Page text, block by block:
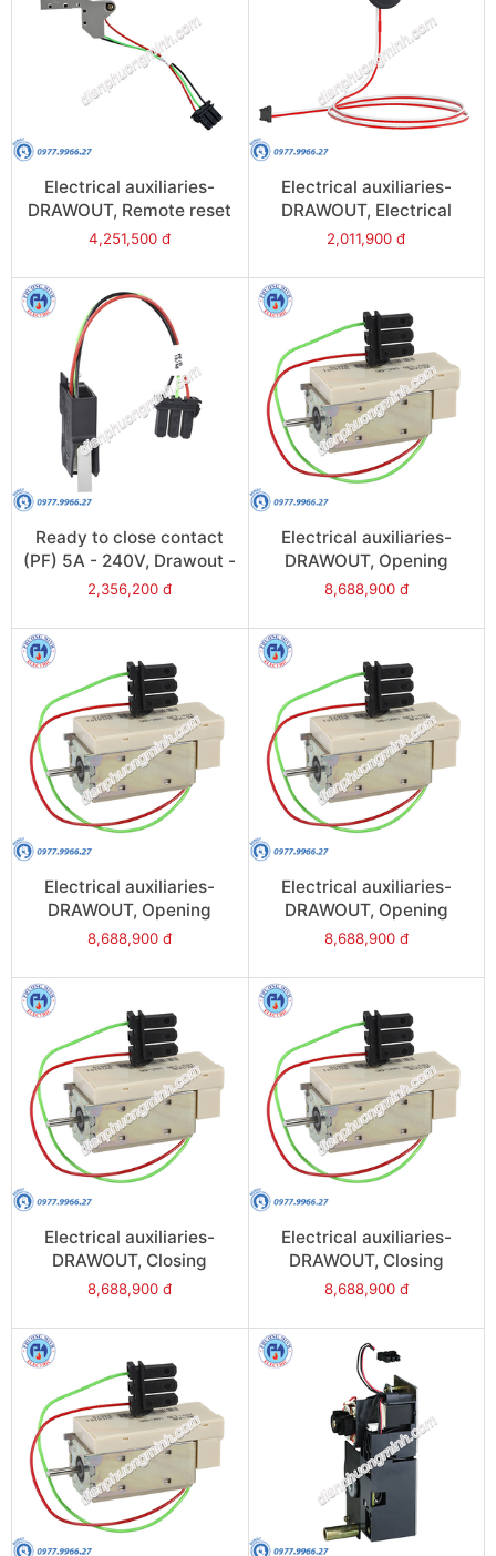
Electrical auxiliaries-
DRAWOUT, Remote reset
after fault trip (Res),
48473
4,251,500 đ
Electrical auxiliaries-
DRAWOUT, Electrical
closing button (BPFE) -
2,011,900 đ
Ready to close contact
(PF) 5A - 240V, Drawout -
Model 48469
2,356,200 đ
Electrical auxiliaries-
DRAWOUT, Opening
release (MX), 24VAC/DC -
8,688,900 đ
Electrical auxiliaries-
DRAWOUT, Opening
release (MX),
48496
8,688,900 đ
Electrical auxiliaries-
DRAWOUT, Opening
release (MX), 220VAC/DC
8,688,900 đ
Electrical auxiliaries-
DRAWOUT, Closing
release (XF), 24VAC/DC -
8,688,900 đ
Electrical auxiliaries-
DRAWOUT, Closing
release (XF),
48486
8,688,900 đ